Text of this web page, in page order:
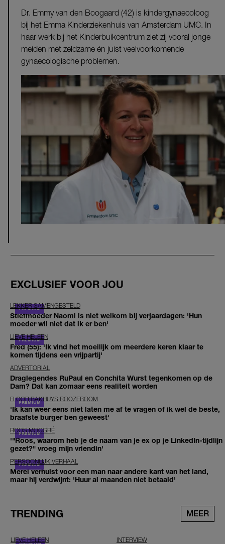
Dr. Emmy van den Boogaard (42) is kindergynaecoloog
bij het Emma Kinderziekenhuis van Amsterdam UMC. In
haar werk bij het Kinderbuikcentrum ziet zij vooral jonge
meiden met zeldzame én juist veelvoorkomende
gynaecologische problemen.
EXCLUSIEF VOOR JOU
LEKKER SAMENGESTELD
Stiefmoeder Naomi is niet welkom bij verjaardagen: 'Hun
moeder wil niet dat ik er ben'
LIEVE HELEEN
Fred (55): 'Ik vind het moeilijk om meerdere keren klaar te
komen tijdens een vrijpartij'
ADVERTORIAL
Draglegendes RuPaul en Conchita Wurst tegenkomen op de
Dam? Dat kan zomaar eens realiteit worden
FLOOR BAKHUYS ROOZEBOOM
'Ik kan weer eens niet laten me af te vragen of ik wel de beste,
braafste burger ben geweest'
ROOS MOGGRÉ
'"Roos, waarom heb je de naam van je ex op je LinkedIn-tijdlijn
gezet?" vroeg mijn vriendin'
PERSOONLIJK VERHAAL
Merel verhuist voor een man naar andere kant van het land,
maar hij verdwijnt: 'Huur al maanden niet betaald'
TRENDING MEER
LIEVE HELEEN INTERVIEW